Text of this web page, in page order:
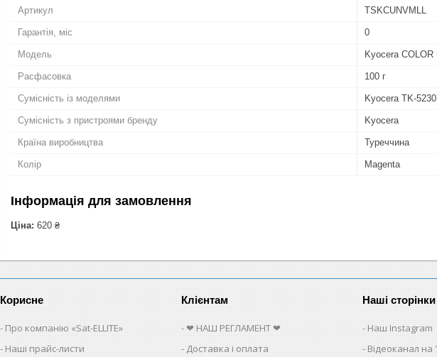
Артикул TSKCUNVMLL
Гарантія, міс 0
Мoдель Kyocera
Расфасовка 100 г
Сумісність із моделями Kyocera TK-5230
Сумісність з пристроями бренду Kyocera
Країна виробництва Туреччина
Колір Magenta
Інформація для замовлення
Ціна: 620 ₴
Корисне
Про компанію «Sat-ELLITE»
Наші прайс-листи
Клієнтам
❤ НАШ РЕГЛАМЕНТ ❤
Доставка і оплата
Наші сторінки
Наш Instagram
Відеоканал на